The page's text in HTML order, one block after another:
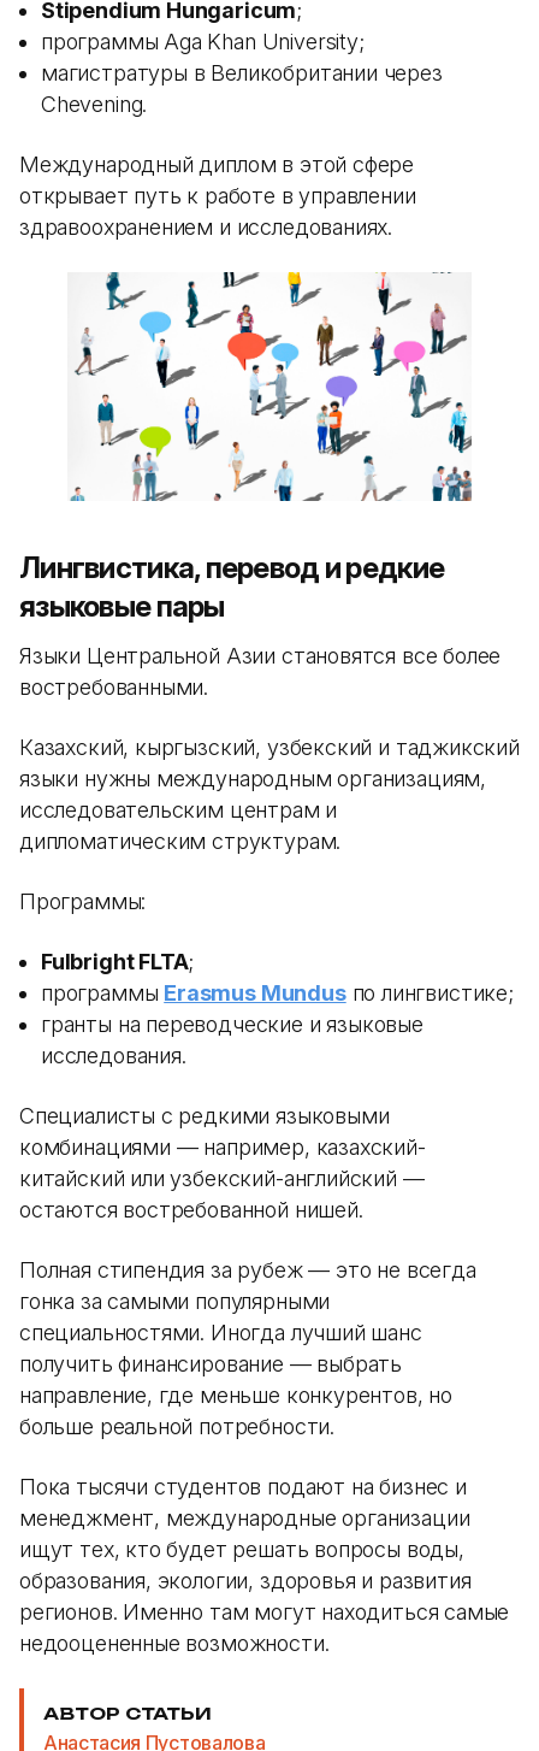
Stipendium Hungaricum;
программы Aga Khan University;
магистратуры в Великобритании через
Chevening.
Международный диплом в этой сфере
открывает путь к работе в управлении
здравоохранением и исследованиях.
Лингвистика, перевод и редкие
языковые пары
Языки Центральной Азии становятся все более
востребованными.
Казахский, кыргызский, узбекский и таджикский
языки нужны международным организациям,
исследовательским центрам и
дипломатическим структурам.
Программы:
Fulbright FLTA;
программы Erasmus Mundusпо лингвистике;
гранты на переводческие и языковые
исследования.
Специалисты с редкими языковыми
комбинациями — например, казахский-
китайский или узбекский-английский —
остаются востребованной нишей.
Полная стипендия за рубеж — это не всегда
гонка за самыми популярными
специальностями. Иногда лучший шанс
получить финансирование — выбрать
направление, где меньше конкурентов, но
больше реальной потребности.
Пока тысячи студентов подают на бизнес и
менеджмент, международные организации
ищут тех, кто будет решать вопросы воды,
образования, экологии, здоровья и развития
регионов. Именно там могут находиться самые
недооцененные возможности.
АВТОР СТАТЬИ
Анастасия Пустовалова